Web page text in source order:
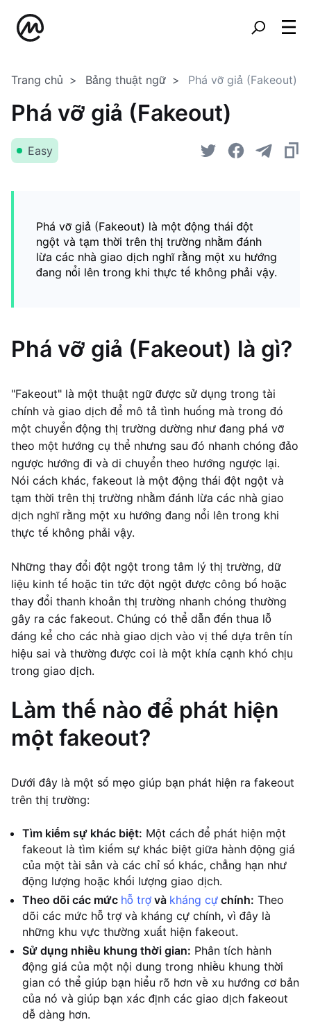
Trang chủ Bảng thuật ngữ Phá vỡ giả (Fakeout)
Phá vỡ giả (Fakeout)
Easy
Phá vỡ giả (Fakeout) là một động thái đột
ngột và tạm thời trên thị trường nhằm đánh
lừa các nhà giao dịch nghĩ rằng một xu hướng
đang nổi lên trong khi thực tế không phải vậy.
Phá vỡ giả (Fakeout) là gì?
"Fakeout" là một thuật ngữ được sử dụng trong tài
chính và giao dịch để mô tả tình huống mà trong đó
một chuyển động thị trường dường như đang phá vỡ
theo một hướng cụ thể nhưng sau đó nhanh chóng đảo
ngược hướng đi và di chuyển theo hướng ngược lại.
Nói cách khác, fakeout là một động thái đột ngột và
tạm thời trên thị trường nhằm đánh lừa các nhà giao
dịch nghĩ rằng một xu hướng đang nổi lên trong khi
thực tế không phải vậy.
Những thay đổi đột ngột trong tâm lý thị trường, dữ
liệu kinh tế hoặc tin tức đột ngột được công bố hoặc
thay đổi thanh khoản thị trường nhanh chóng thường
gây ra các fakeout. Chúng có thể dẫn đến thua lỗ
đáng kể cho các nhà giao dịch vào vị thế dựa trên tín
hiệu sai và thường được coi là một khía cạnh khó chịu
trong giao dịch.
Làm thế nào để phát hiện
một fakeout?
Dưới đây là một số mẹo giúp bạn phát hiện ra fakeout
trên thị trường:
Tìm kiếm sự khác biệt: Một cách để phát hiện một
fakeout là tìm kiếm sự khác biệt giữa hành động giá
của một tài sản và các chỉ số khác, chẳng hạn như
động lượng hoặc khối lượng giao dịch.
Theo dõi các mức hỗ trợ và kháng cự chính: Theo
dõi các mức hỗ trợ và kháng cự chính, vì đây là
những khu vực thường xuất hiện fakeout.
Sử dụng nhiều khung thời gian: Phân tích hành
động giá của một nội dung trong nhiều khung thời
gian có thể giúp bạn hiểu rõ hơn về xu hướng cơ bản
của nó và giúp bạn xác định các giao dịch fakeout
dễ dàng hơn.